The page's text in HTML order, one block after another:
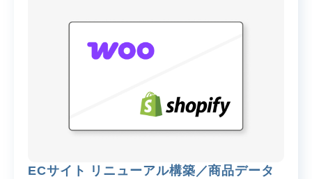
ECサイト リニューアル構築／商品データ